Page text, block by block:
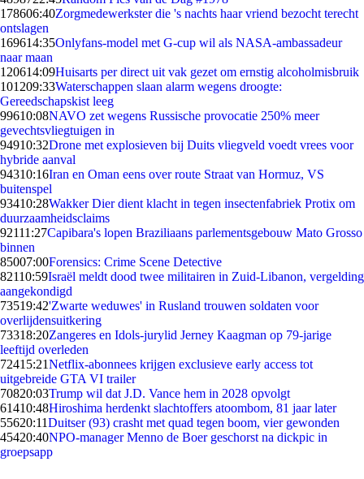
178606:40Zorgmedewerkster die 's nachts haar vriend bezocht terecht
ontslagen
169614:35Onlyfans-model met G-cup wil als NASA-ambassadeur
naar maan
120614:09Huisarts per direct uit vak gezet om ernstig alcoholmisbruik
101209:33Waterschappen slaan alarm wegens droogte:
Gereedschapskist leeg
99610:08NAVO zet wegens Russische provocatie 250% meer
gevechtsvliegtuigen in
94910:32Drone met explosieven bij Duits vliegveld voedt vrees voor
hybride aanval
94310:16Iran en Oman eens over route Straat van Hormuz, VS
buitenspel
93410:28Wakker Dier dient klacht in tegen insectenfabriek Protix om
duurzaamheidsclaims
92111:27Capibara's lopen Braziliaans parlementsgebouw Mato Grosso
binnen
85007:00Forensics: Crime Scene Detective
82110:59Israël meldt dood twee militairen in Zuid-Libanon, vergelding
aangekondigd
73519:42'Zwarte weduwes' in Rusland trouwen soldaten voor
overlijdensuitkering
73318:20Zangeres en Idols-jurylid Jerney Kaagman op 79-jarige
leeftijd overleden
72415:21Netflix-abonnees krijgen exclusieve early access tot
uitgebreide GTA VI trailer
70820:03Trump wil dat J.D. Vance hem in 2028 opvolgt
61410:48Hiroshima herdenkt slachtoffers atoombom, 81 jaar later
55620:11Duitser (93) crasht met quad tegen boom, vier gewonden
45420:40NPO-manager Menno de Boer geschorst na dickpic in
groepsapp